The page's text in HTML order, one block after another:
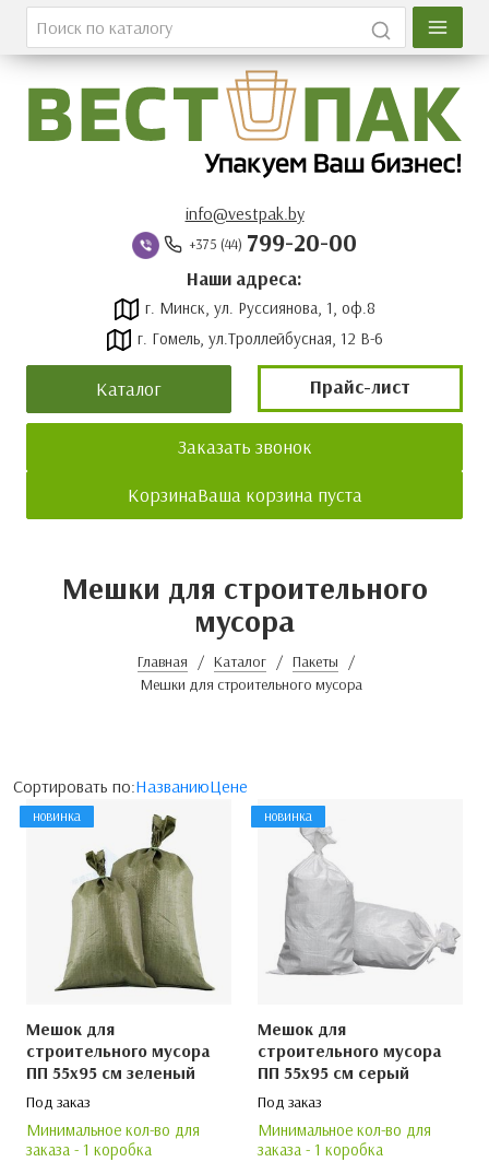
Главная
Каталог
Оплата и доставка
Контакты
Новости
Прайс-лист
info@vestpak.by
+375 (44) 799-20-00
Наши адреса:
г. Минск, ул. Руссиянова, 1, оф.8
г. Гомель, ул.Троллейбусная, 12 В-6
Каталог Прайс-лист
Заказать звонок
КорзинаВаша корзина пуста
Мешки для строительного
мусора
Главная Каталог
Пакеты
Мешки для строительного мусора
Сортировать по:НазваниюЦене
новинка
Мешок для
строительного мусора
ПП 55х95 см зеленый
Под заказ
Минимальное кол-во для
заказа - 1 коробка
новинка
Мешок для
строительного мусора
ПП 55х95 см серый
Под заказ
Минимальное кол-во для
заказа - 1 коробка